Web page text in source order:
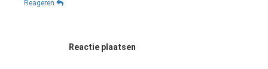
Reageren
Reactie plaatsen